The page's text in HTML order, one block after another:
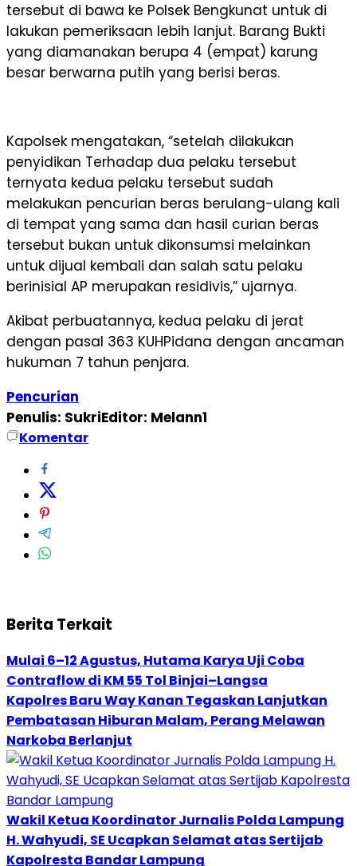
tersebut di bawa ke Polsek Bengkunat untuk di
lakukan pemeriksaan lebih lanjut. Barang Bukti
yang diamanakan berupa 4 (empat) karung
besar berwarna putih yang berisi beras.
Kapolsek mengatakan, “setelah dilakukan
penyidikan Terhadap dua pelaku tersebut
ternyata kedua pelaku tersebut sudah
melakukan pencurian beras berulang-ulang kali
di tempat yang sama dan hasil curian beras
tersebut bukan untuk dikonsumsi melainkan
untuk dijual kembali dan salah satu pelaku
berinisial AP merupakan residivis,” ujarnya.
Akibat perbuatannya, kedua pelaku di jerat
dengan pasal 363 KUHPidana dengan ancaman
hukuman 7 tahun penjara.
Pencurian
Penulis: SukriEditor: Melann1
Komentar
Berita Terkait
Mulai 6–12 Agustus, Hutama Karya Uji Coba
Contraflow di KM 55 Tol Binjai–Langsa
Kapolres Baru Way Kanan Tegaskan Lanjutkan
Pembatasan Hiburan Malam, Perang Melawan
Narkoba Berlanjut
Wakil Ketua Koordinator Jurnalis Polda Lampung
H. Wahyudi, SE Ucapkan Selamat atas Sertijab
Kapolresta Bandar Lampung